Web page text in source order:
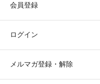
会員登録
ログイン
メルマガ登録・解除